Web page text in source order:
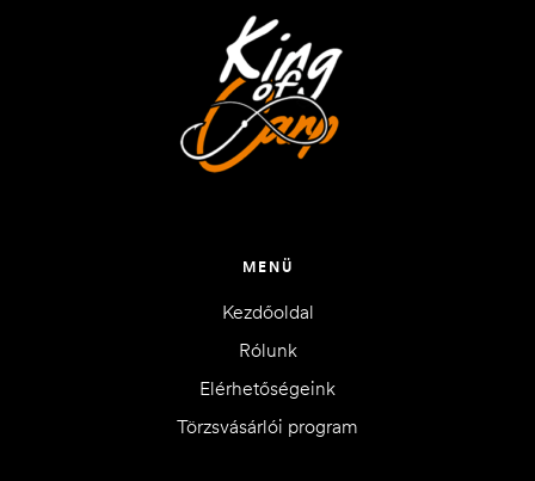
MENÜ
Kezdőoldal
Rólunk
Elérhetőségeink
Törzsvásárlói program